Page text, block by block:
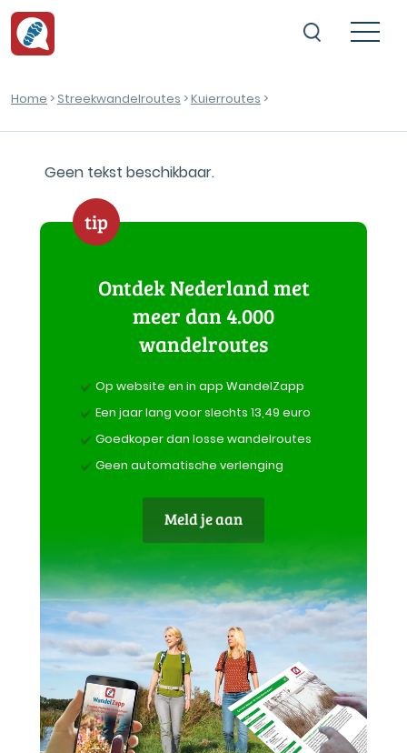
Home > Streekwandelroutes >Kuierroutes >
Geen tekst beschikbaar.
tip
Ontdek Nederland met
meer dan 4.000
wandelroutes
Op website en in app WandelZapp
Een jaar lang voor slechts 13,49 euro
Goedkoper dan losse wandelroutes
Geen automatische verlenging
Meld je aan